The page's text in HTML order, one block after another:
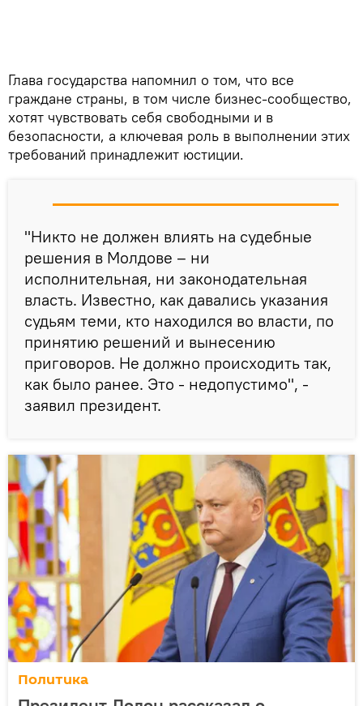
Глава государства напомнил о том, что все
граждане страны, в том числе бизнес-сообщество,
хотят чувствовать себя свободными и в
безопасности, а ключевая роль в выполнении этих
требований принадлежит юстиции.
"Никто не должен влиять на судебные
решения в Молдове – ни
исполнительная, ни законодательная
власть. Известно, как давались указания
судьям теми, кто находился во власти, по
принятию решений и вынесению
приговоров. Не должно происходить так,
как было ранее. Это - недопустимо", -
заявил президент.
Политика